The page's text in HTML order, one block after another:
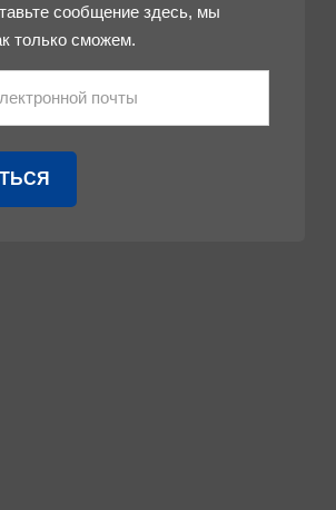
сообщение здесь, мы
только сможем.